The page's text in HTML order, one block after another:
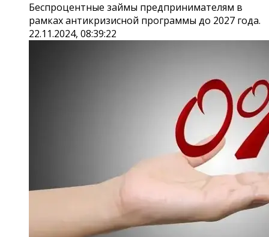
Беспроцентные займы предпринимателям в
рамках антикризисной программы до 2027 года.
22.11.2024, 08:39:22